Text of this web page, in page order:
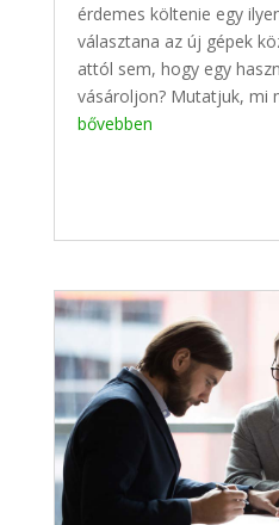
érdemes költenie egy
választana az új gépek
attól sem, hogy egy
vásároljon? Mutatjuk, mi
bővebben